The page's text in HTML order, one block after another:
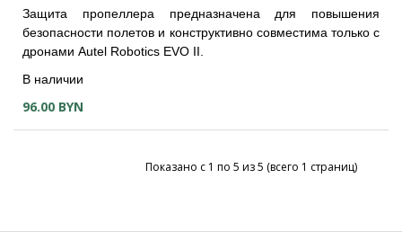
Защита пропеллера предназначена для повышения
безопасности полетов и конструктивно совместима только с
дронами Autel Robotics EVO II.
В наличии
96.00 BYN
Показано с 1 по 5 из 5 (всего 1 страниц)